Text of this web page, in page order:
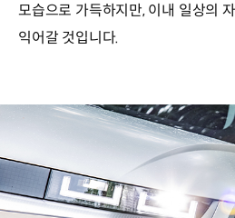
모습으로 가득하지만, 이내 일상의
익어갈 것입니다.